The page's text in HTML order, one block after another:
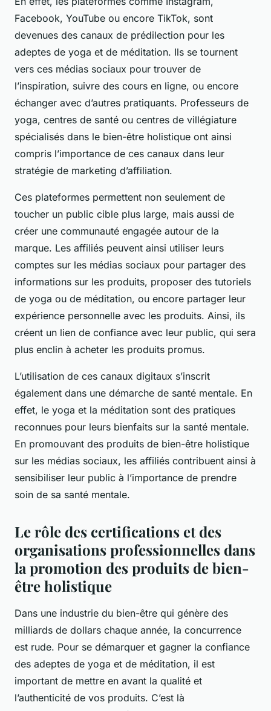
Facebook, YouTube ou encore TikTok, sont
devenues des canaux de prédilection pour les
adeptes de yoga et de méditation. Ils se tournent
vers ces médias sociaux pour trouver de
l’inspiration, suivre des cours en ligne, ou encore
échanger avec d’autres pratiquants. Professeurs de
yoga, centres de santé ou centres de villégiature
spécialisés dans le bien-être holistique ont ainsi
compris l’importance de ces canaux dans leur
stratégie de marketing d’affiliation.
Ces plateformes permettent non seulement de
toucher un public cible plus large, mais aussi de
créer une communauté engagée autour de la
marque. Les affiliés peuvent ainsi utiliser leurs
comptes sur les médias sociaux pour partager des
informations sur les produits, proposer des tutoriels
de yoga ou de méditation, ou encore partager leur
expérience personnelle avec les produits. Ainsi, ils
créent un lien de confiance avec leur public, qui sera
plus enclin à acheter les produits promus.
L’utilisation de ces canaux digitaux s’inscrit
également dans une démarche de santé mentale. En
effet, le yoga et la méditation sont des pratiques
reconnues pour leurs bienfaits sur la santé mentale.
En promouvant des produits de bien-être holistique
sur les médias sociaux, les affiliés contribuent ainsi à
sensibiliser leur public à l’importance de prendre
soin de sa santé mentale.
Le rôle des certifications et des
organisations professionnelles dans
la promotion des produits de bien-
être holistique
Dans une industrie du bien-être qui génère des
milliards de dollars chaque année, la concurrence
est rude. Pour se démarquer et gagner la confiance
des adeptes de yoga et de méditation, il est
important de mettre en avant la qualité et
l’authenticité de vos produits. C’est là